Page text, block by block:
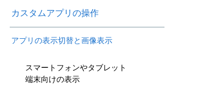
カスタムアプリの操作
アプリの表示切替と画像表示
スマートフォンやタブレット
端末向けの表示